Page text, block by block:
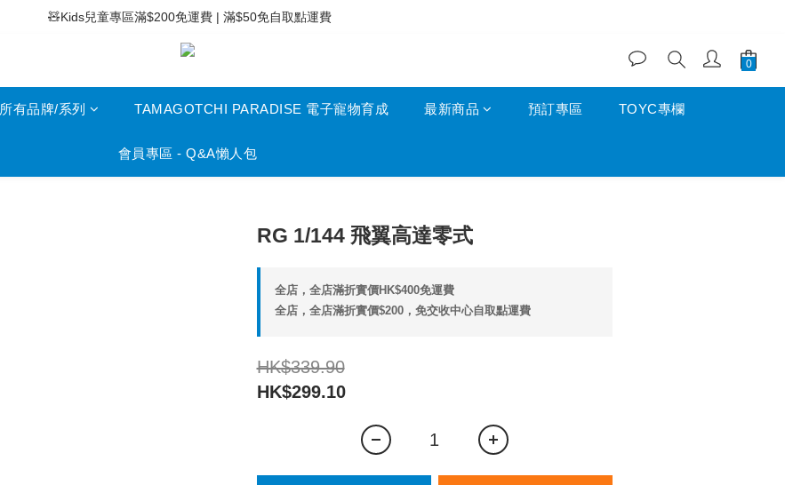
⚡滿$400免運費 | 滿$200免Easy Trade自取點運費
🧸Kids兒童專區滿$200免運費 | 滿$50免自取點運費
⚡滿$400免運費 | 滿$200免Easy Trade自取點運費
所有品牌/系列 TAMAGOTCHI PARADISE 電子寵物育成 最新商品 預訂專區 TOYC專欄
會員專區 - Q&A懶人包
RG 1/144 飛翼高達零式
全店，全店滿折實價HK$400免運費
全店，全店滿折實價$200，免交收中心自取點運費
HK$339.90
HK$299.10